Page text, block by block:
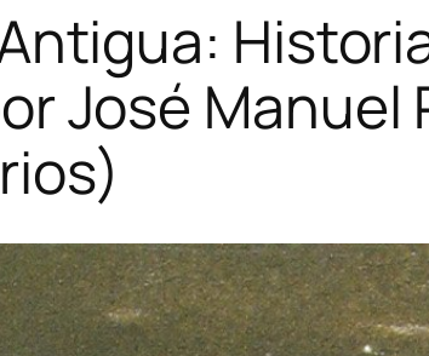
José Manuel